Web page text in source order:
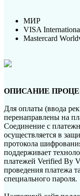
МИР
VISA
Mastercard
ОПИСАНИЕ
Для оплаты (ввода
перенаправлены на
Соединение с
осуществляется в
протокола
поддерживает
платежей Verified By
проведения платежа
специального пароля.